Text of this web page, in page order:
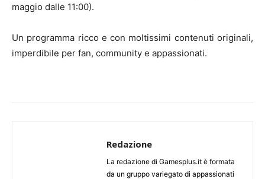
maggio dalle 11:00).
Un programma ricco e con moltissimi contenuti originali,
imperdibile per fan, community e appassionati.
Redazione
La redazione di Gamesplus.it è formata
da un gruppo variegato di appassionati